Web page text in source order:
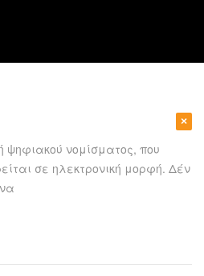
ψηφιακού νομίσματος, που
σε ηλεκτρονική μορφή. Δέν